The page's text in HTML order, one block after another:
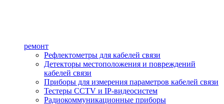
ремонт
Рефлектометры для кабелей связи
Детекторы местоположения и повреждений
кабелей связи
Приборы для измерения параметров кабелей связи
Тестеры CCTV и IP-видеосистем
Радиокоммуникационные приборы